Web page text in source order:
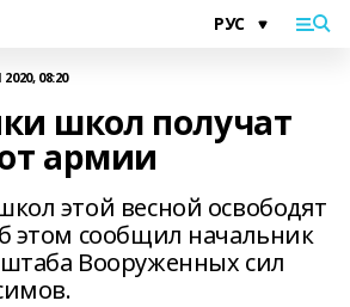
08:20
школ получат
армии
этой весной освободят
этом сообщил начальник
Вооруженных сил